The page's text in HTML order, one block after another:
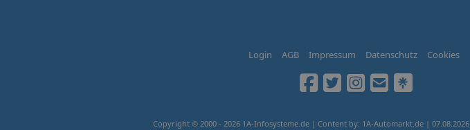
Login AGB Impressum Datenschutz Cookies
Copyright © 2000 - 2026 1A-Infosysteme.de | Content by: 1A-Automarkt.de | 07.08.2026